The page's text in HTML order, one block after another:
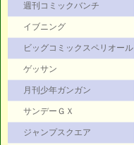
週刊コミックバンチ
イブニング
ビッグコミックスペリオール
ゲッサン
月刊少年ガンガン
サンデーＧＸ
ジャンプスクエア